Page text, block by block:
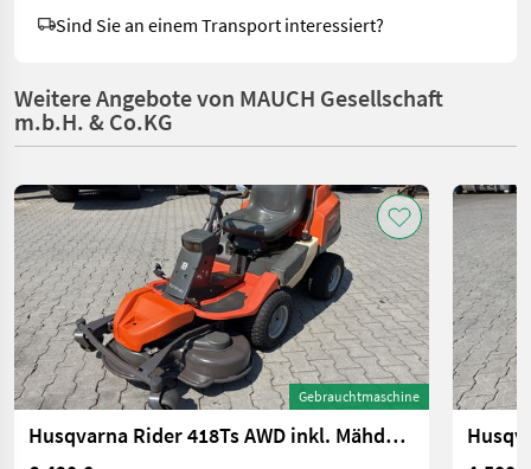
Sind Sie an einem Transport interessiert?
Weitere Angebote von MAUCH Gesellschaft
m.b.H. & Co.KG
Gebrauchtmaschine
Husqvarna Rider 418Ts AWD inkl. Mähdeck